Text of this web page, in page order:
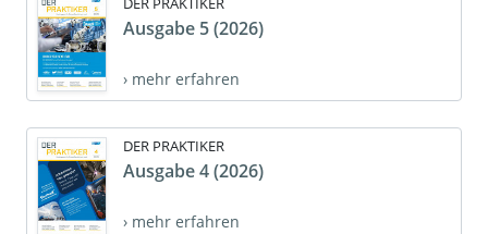
Ausgabe 5 (2026)
› mehr erfahren
DER PRAKTIKER
Ausgabe 4 (2026)
› mehr erfahren